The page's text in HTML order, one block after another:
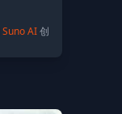
Suno AI创